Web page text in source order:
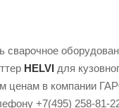
сварочное
HELVI для
ценам в компании
+7(495) 258-81-